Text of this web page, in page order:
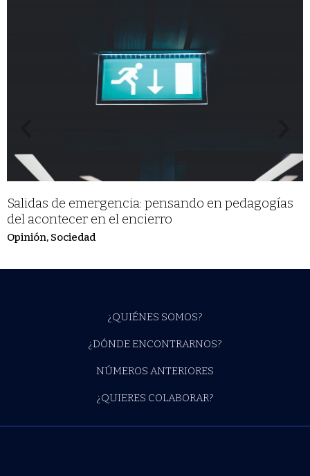
Salidas de emergencia: pensando en pedagogías
del acontecer en el encierro
Opinión, Sociedad
¿QUIÉNES SOMOS?
¿DÓNDE ENCONTRARNOS?
NÚMEROS ANTERIORES
¿QUIERES COLABORAR?